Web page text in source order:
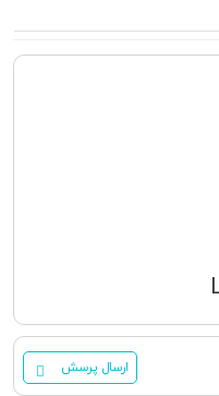
ارسال پرسش